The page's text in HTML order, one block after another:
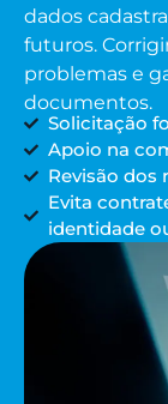
dados
futuros.
problemas e
documentos.
Solicitação
Apoio na
Revisão dos
Evita
identidade